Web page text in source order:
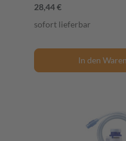
28,44 €
sofort lieferbar
In den